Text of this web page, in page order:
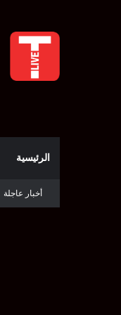
الرئيسية
أخبار عاجلة